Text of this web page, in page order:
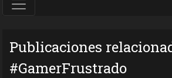
Publicaciones
#GamerFrustrado